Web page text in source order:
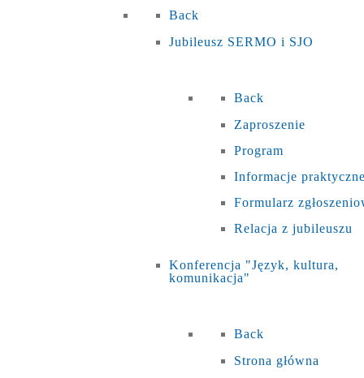
Back
Jubileusz SERMO i SJO
Back
Zaproszenie
Program
Informacje
Formularz
Relacja z jubileuszu
Konferencja "Język, kultura,
komunikacja"
Back
Strona główna